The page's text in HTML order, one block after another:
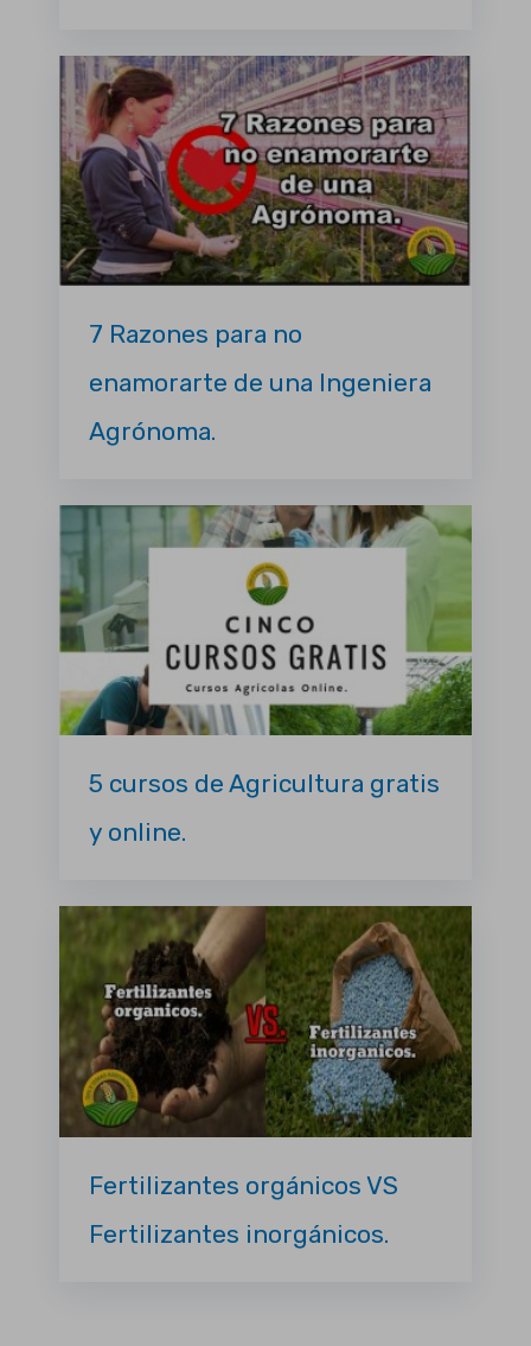
7 Razones para no
enamorarte de una Ingeniera
Agrónoma.
5 cursos de Agricultura gratis
y online.
Fertilizantes orgánicos VS
Fertilizantes inorgánicos.